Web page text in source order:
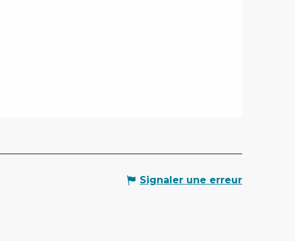
Signaler une erreur